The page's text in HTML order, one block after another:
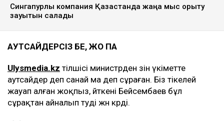
Сингапурлық компания Қазақстанда жаңа мыс қорыту
зауытын салады
АУТСАЙДЕРСІЗ БЕ, ЖОҚ ПА
Ulysmedia.kz тілшісі министрден өзін үкіметте
аутсайдер деп санай ма деп сұраған. Біз тікелей
жауап алған жоқпыз, өйткені Бейсембаев бұл
сұрақтан айналып өтуді жөн көрді.